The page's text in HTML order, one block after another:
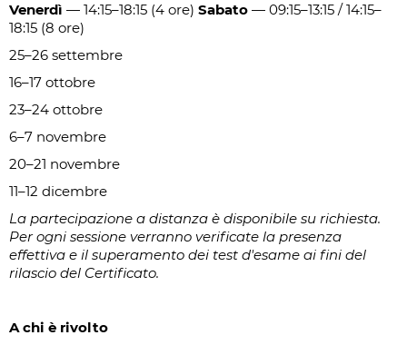
Venerdì — 14:15–18:15 (4 ore) Sabato — 09:15–13:15 / 14:15–
18:15 (8 ore)
25–26 settembre
16–17 ottobre
23–24 ottobre
6–7 novembre
20–21 novembre
11–12 dicembre
La partecipazione a distanza è disponibile su richiesta.
Per ogni sessione verranno verificate la presenza
effettiva e il superamento dei test d'esame ai fini del
rilascio del Certificato.
A chi è rivolto